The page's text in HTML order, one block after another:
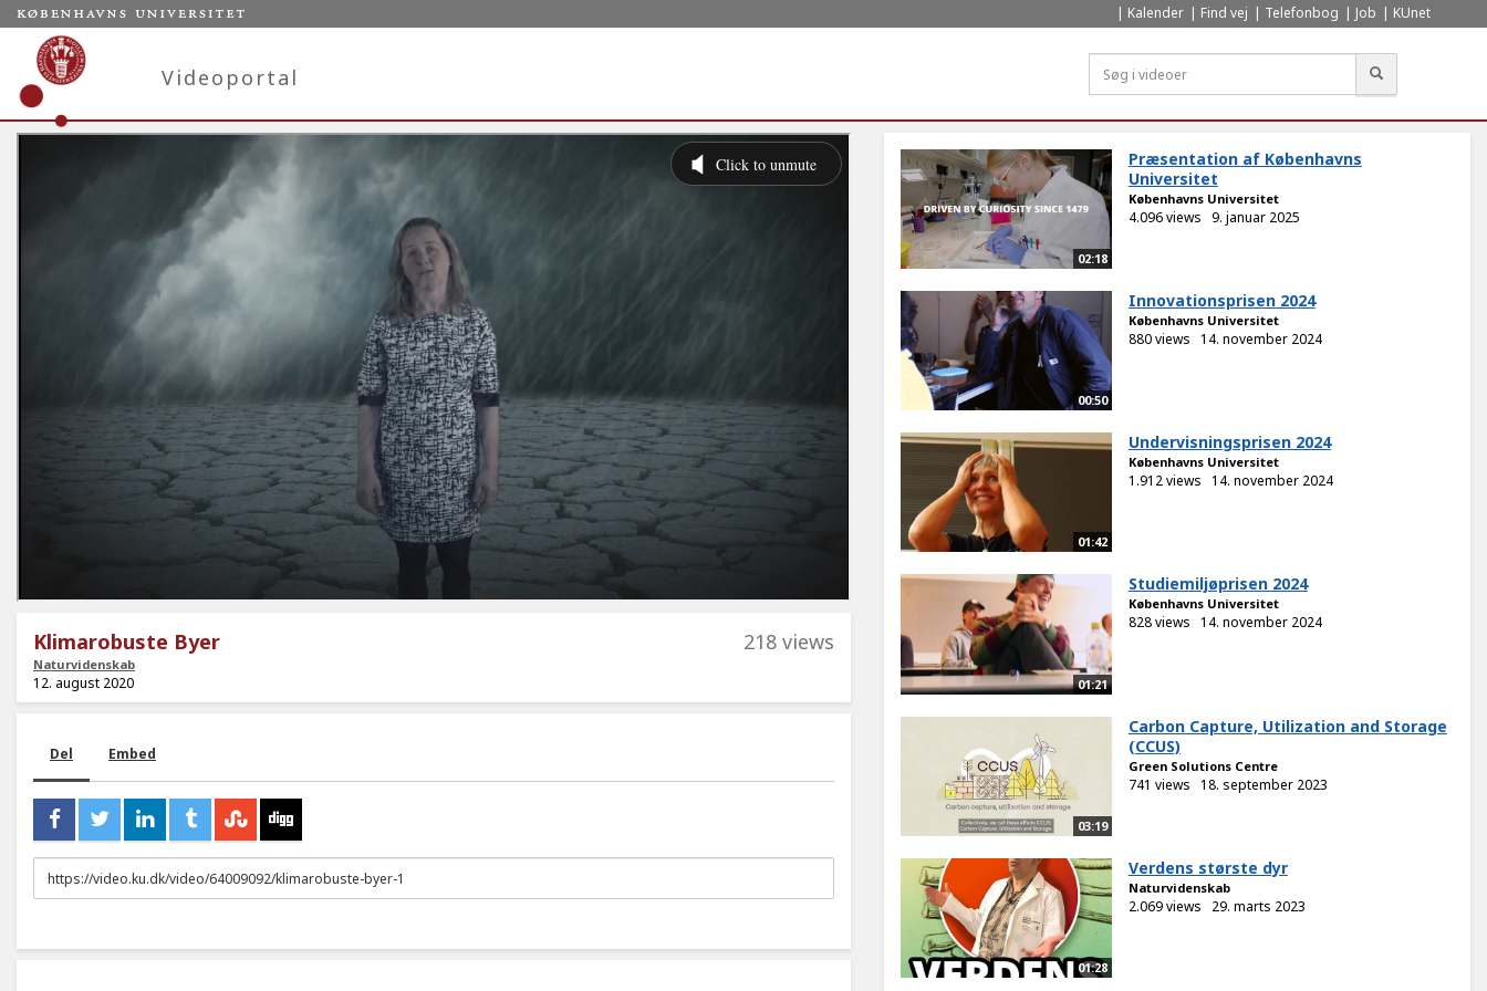
Kalender Find vej Telefonbog Job KUnet
Videoportal
Klimarobuste Byer
Naturvidenskab
218 views
12. august 2020
Del Embed
URL
to
02:18
Præsentation af Københavns
Universitet
Københavns Universitet
4.096 views 9. januar 2025
00:50
Innovationsprisen 2024
Københavns Universitet
880 views 14. november 2024
01:42
Undervisningsprisen 2024
Københavns Universitet
1.912 views 14. november 2024
01:21
Studiemiljøprisen 2024
Københavns Universitet
828 views 14. november 2024
03:19
Carbon Capture, Utilization and Storage
(CCUS)
Green Solutions Centre
741 views 18. september 2023
01:28
Verdens største dyr
Naturvidenskab
2.069 views 29. marts 2023